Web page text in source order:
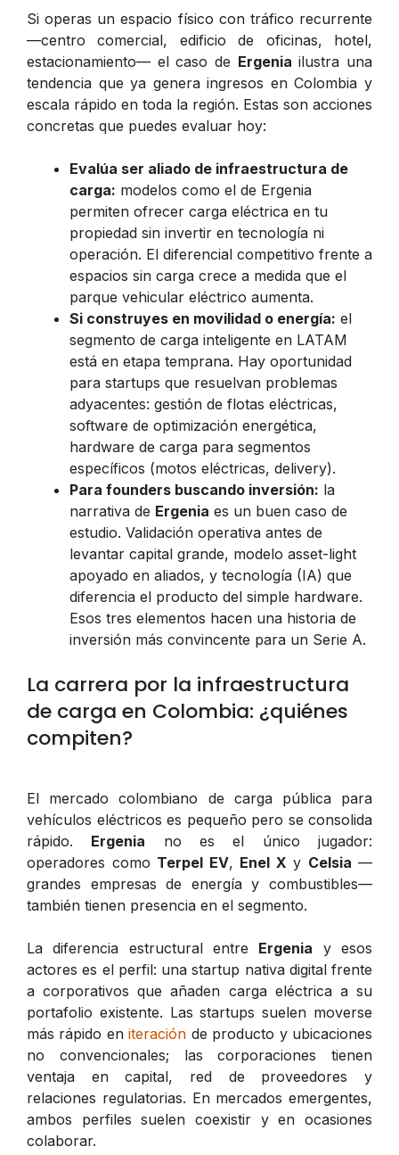
Si operas un espacio físico con tráfico recurrente
—centro comercial, edificio de oficinas, hotel,
estacionamiento— el caso de Ergenia ilustra una
tendencia que ya genera ingresos en Colombia y
escala rápido en toda la región. Estas son acciones
concretas que puedes evaluar hoy:
Evalúa ser aliado de infraestructura de
carga: modelos como el de Ergenia
permiten ofrecer carga eléctrica en tu
propiedad sin invertir en tecnología ni
operación. El diferencial competitivo frente a
espacios sin carga crece a medida que el
parque vehicular eléctrico aumenta.
Si construyes en movilidad o energía: el
segmento de carga inteligente en LATAM
está en etapa temprana. Hay oportunidad
para startups que resuelvan problemas
adyacentes: gestión de flotas eléctricas,
software de optimización energética,
hardware de carga para segmentos
específicos (motos eléctricas, delivery).
Para founders buscando inversión: la
narrativa de Ergenia es un buen caso de
estudio. Validación operativa antes de
levantar capital grande, modelo asset-light
apoyado en aliados, y tecnología (IA) que
diferencia el producto del simple hardware.
Esos tres elementos hacen una historia de
inversión más convincente para un Serie A.
La carrera por la infraestructura
de carga en Colombia: ¿quiénes
compiten?
El mercado colombiano de carga pública para
vehículos eléctricos es pequeño pero se consolida
rápido. Ergenia no es el único jugador:
operadores como Terpel EV, Enel X y Celsia —
grandes empresas de energía y combustibles—
también tienen presencia en el segmento.
La diferencia estructural entre Ergenia y esos
actores es el perfil: una startup nativa digital frente
a corporativos que añaden carga eléctrica a su
portafolio existente. Las startups suelen moverse
más rápido eniteración de producto y ubicaciones
no convencionales; las corporaciones tienen
ventaja en capital, red de proveedores y
relaciones regulatorias. En mercados emergentes,
ambos perfiles suelen coexistir y en ocasiones
colaborar.